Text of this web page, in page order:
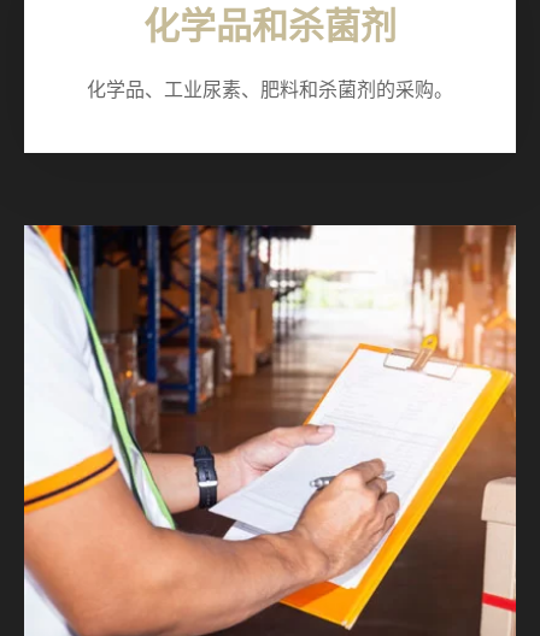
化学品和杀菌剂
化学品、工业尿素、肥料和杀菌剂的采购。